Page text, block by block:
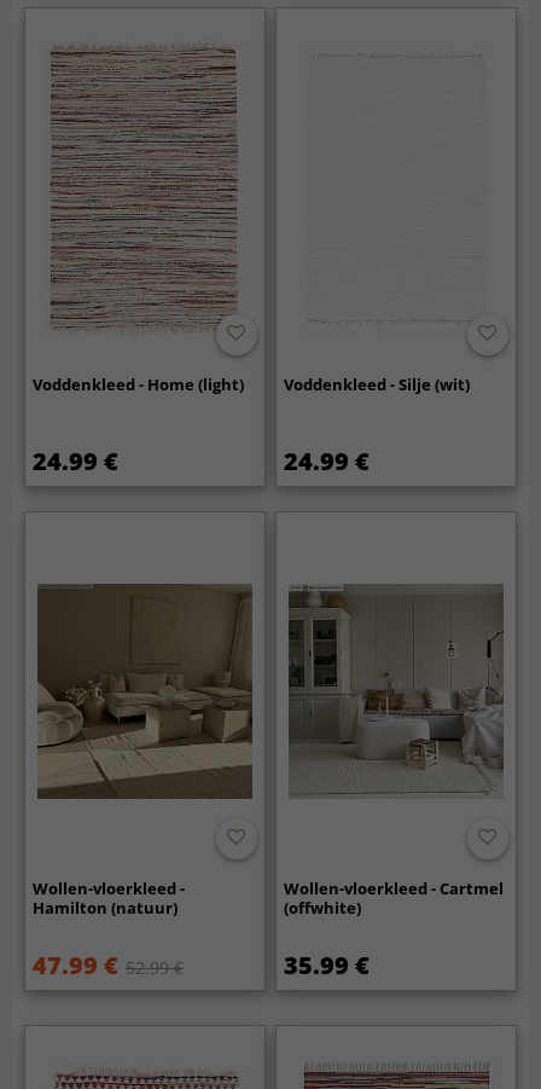
Voddenkleed - Home (light)
24.99 €
Voddenkleed - Silje (wit)
24.99 €
Wollen-vloerkleed -
Hamilton (natuur)
47.99 € 52.99 €
Wollen-vloerkleed - Cartmel
(offwhite)
35.99 €